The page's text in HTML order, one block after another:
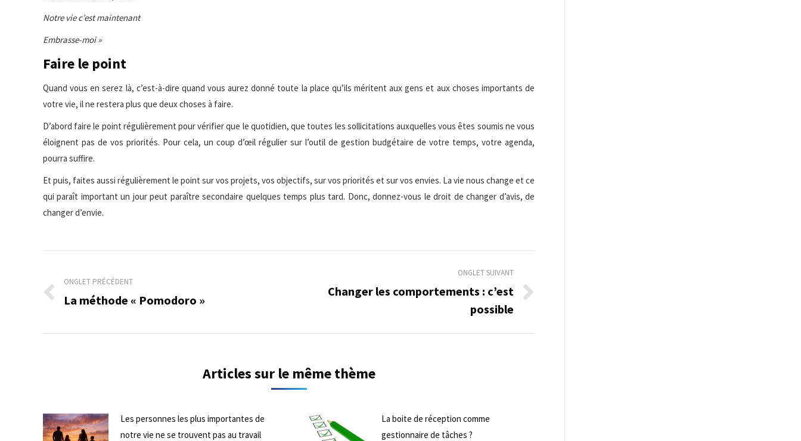
Notre vie c’est maintenant
Embrasse-moi »
Faire le point
Quand vous en serez là, c’est-à-dire quand vous aurez donné toute la place qu’ils méritent aux gens et aux choses importants de
votre vie, il ne restera plus que deux choses à faire.
D’abord faire le point régulièrement pour vérifier que le quotidien, que toutes les sollicitations auxquelles vous êtes soumis ne vous
éloignent pas de vos priorités. Pour cela, un coup d’œil régulier sur l’outil de gestion budgétaire de votre temps, votre agenda,
pourra suffire.
Et puis, faites aussi régulièrement le point sur vos projets, vos objectifs, sur vos priorités et sur vos envies. La vie nous change et ce
qui paraît important un jour peut paraître secondaire quelques temps plus tard. Donc, donnez-vous le droit de changer d’avis, de
changer d’envie.
de
ONGLET PRÉCÉDENT
Onglet
La méthode « Pomodoro »
ONGLET SUIVANT
Onglet
Changer les comportements : c’est
possible
Articles sur le même thème
Les personnes les plus importantes de
notre vie ne se trouvent pas au travail
La boite de réception comme
gestionnaire de tâches ?